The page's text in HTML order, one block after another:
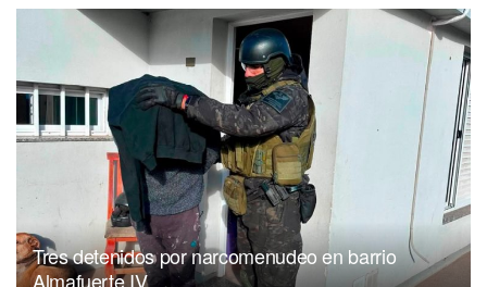
Tres detenidos por narcomenudeo en barrio
Almafuerte IV